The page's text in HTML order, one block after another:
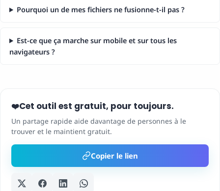
Pourquoi un de mes fichiers ne fusionne-t-il pas ?
Est-ce que ça marche sur mobile et sur tous les
navigateurs ?
❤️Cet outil est gratuit, pour toujours.
Un partage rapide aide davantage de personnes à le
trouver et le maintient gratuit.
Copier le lien